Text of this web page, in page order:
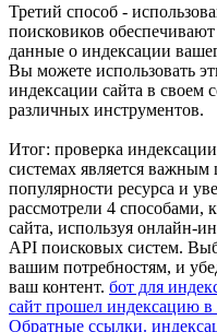
Третий способ -
поисковиков
данные о индексации
Вы можете использовать
индексации сайта в своем
различных инструментов.
Итог: проверка
системах является
популярности ресурса и
рассмотрели 4 способами,
сайта, используя онлайн-
API поисковых систем.
вашим потребностям, и
ваш контент. бот для
сайт прошел индексацию в
Обратные ссылки.